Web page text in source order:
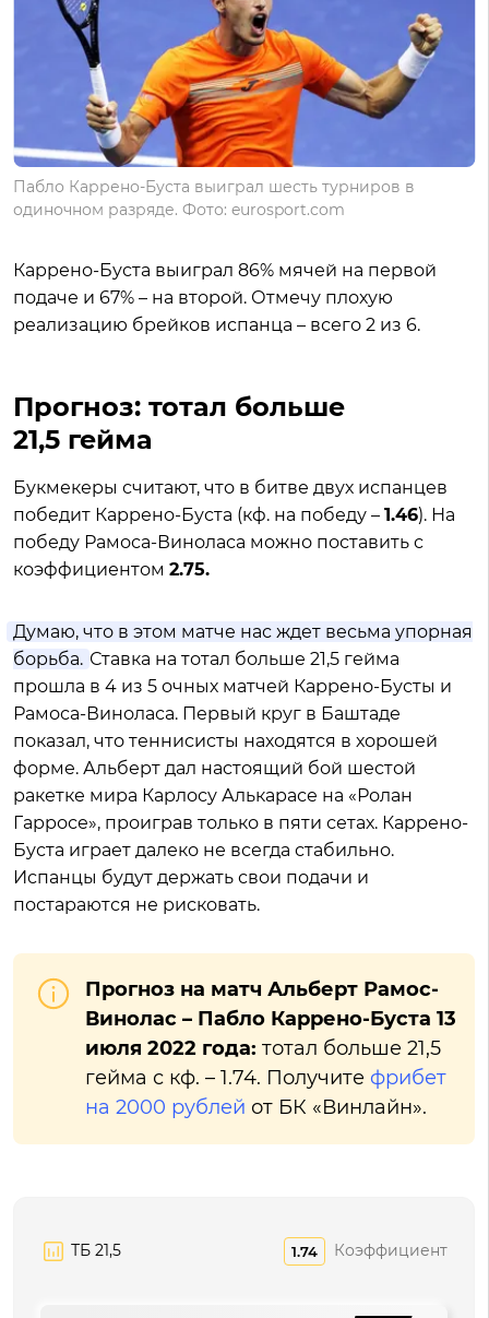
Пабло Каррено-Буста выиграл шесть турниров в
одиночном разряде. Фото: eurosport.com
Каррено-Буста выиграл 86% мячей на первой
подаче и 67% – на второй. Отмечу плохую
реализацию брейков испанца – всего 2 из 6.
Прогноз: тотал больше
21,5 гейма
Букмекеры считают, что в битве двух испанцев
победит Каррено-Буста (кф. на победу – 1.46). На
победу Рамоса-Виноласа можно поставить с
коэффициентом 2.75.
Думаю, что в этом матче нас ждет весьма упорная
борьба. Ставка на тотал больше 21,5 гейма
прошла в 4 из 5 очных матчей Каррено-Бусты и
Рамоса-Виноласа. Первый круг в Баштаде
показал, что теннисисты находятся в хорошей
форме. Альберт дал настоящий бой шестой
ракетке мира Карлосу Алькарасе на «Ролан
Гарросе», проиграв только в пяти сетах. Каррено-
Буста играет далеко не всегда стабильно.
Испанцы будут держать свои подачи и
постараются не рисковать.
Прогноз на матч Альберт Рамос-
Винолас – Пабло Каррено-Буста 13
июля 2022 года: тотал больше 21,5
гейма с кф. – 1.74. Получите фрибет
на 2000 рублей от БК «Винлайн».
ТБ 21,5 1.74 Коэффициент